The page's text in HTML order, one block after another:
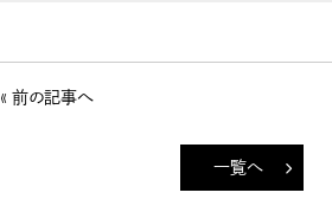
« 前の記事へ
一覧へ